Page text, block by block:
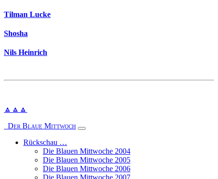
Tilman Lucke
Shosha
Nils Heinrich
🔼 🔼 🔼
Der Blaue Mittwoch
Rückschau …
Die Blauen Mittwoche 2004
Die Blauen Mittwoche 2005
Die Blauen Mittwoche 2006